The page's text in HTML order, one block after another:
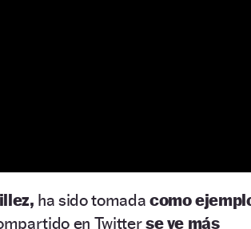
ha sido tomada como
en Twitterse ve más